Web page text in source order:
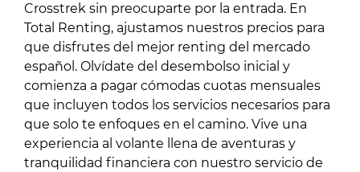
Crosstrek sin preocuparte por la entrada. En
Total Renting, ajustamos nuestros precios para
que disfrutes del mejor renting del mercado
español. Olvídate del desembolso inicial y
comienza a pagar cómodas cuotas mensuales
que incluyen todos los servicios necesarios para
que solo te enfoques en el camino. Vive una
experiencia al volante llena de aventuras y
tranquilidad financiera con nuestro servicio de